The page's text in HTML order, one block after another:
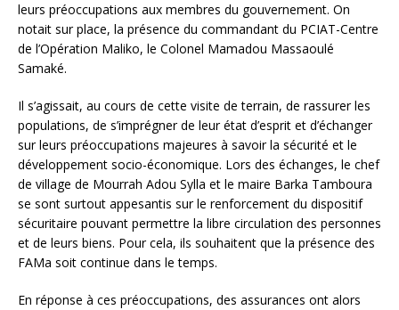
leurs préoccupations aux membres du gouvernement. On
notait sur place, la présence du commandant du PCIAT-Centre
de l’Opération Maliko, le Colonel Mamadou Massaoulé
Samaké.
Il s’agissait, au cours de cette visite de terrain, de rassurer les
populations, de s’imprégner de leur état d’esprit et d’échanger
sur leurs préoccupations majeures à savoir la sécurité et le
développement socio-économique. Lors des échanges, le chef
de village de Mourrah Adou Sylla et le maire Barka Tamboura
se sont surtout appesantis sur le renforcement du dispositif
sécuritaire pouvant permettre la libre circulation des personnes
et de leurs biens. Pour cela, ils souhaitent que la présence des
FAMa soit continue dans le temps.
En réponse à ces préoccupations, des assurances ont alors